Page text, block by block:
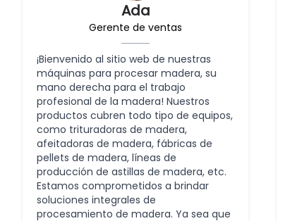
Ada
Gerente de ventas
¡Bienvenido al sitio web de nuestras
máquinas para procesar madera, su
mano derecha para el trabajo
profesional de la madera! Nuestros
productos cubren todo tipo de equipos,
como trituradoras de madera,
afeitadoras de madera, fábricas de
pellets de madera, líneas de
producción de astillas de madera, etc.
Estamos comprometidos a brindar
soluciones integrales de
procesamiento de madera. Ya sea que